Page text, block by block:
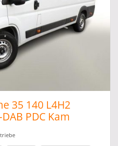
35 140 L4H2
DAB PDC Kam